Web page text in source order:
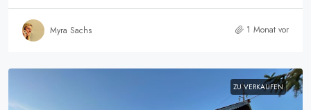
Myra Sachs 1 Monat vor
ZU VERKAUFEN